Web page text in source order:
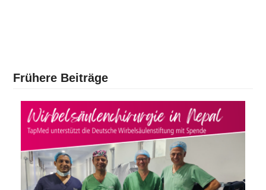
Frühere Beiträge